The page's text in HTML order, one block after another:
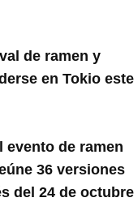
de ramen y
en Tokio este
evento de ramen
36 versiones
del 24 de octubre